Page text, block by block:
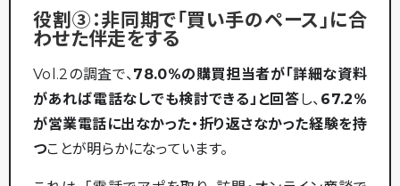
役割③：非同期で「買い手のペース」に合
わせた伴走をする
Vol.2の調査で、78.0%の購買担当者が「詳細な資料
があれば電話なしでも検討できる」と回答し、 67.2%
が営業電話に出なかった・折り返さなかった経験を持
つことが明らかになっています。